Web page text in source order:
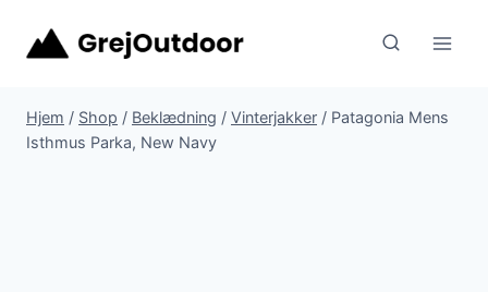
Hjem / Shop / Beklædning / Vinterjakker / Patagonia Mens
Isthmus Parka, New Navy